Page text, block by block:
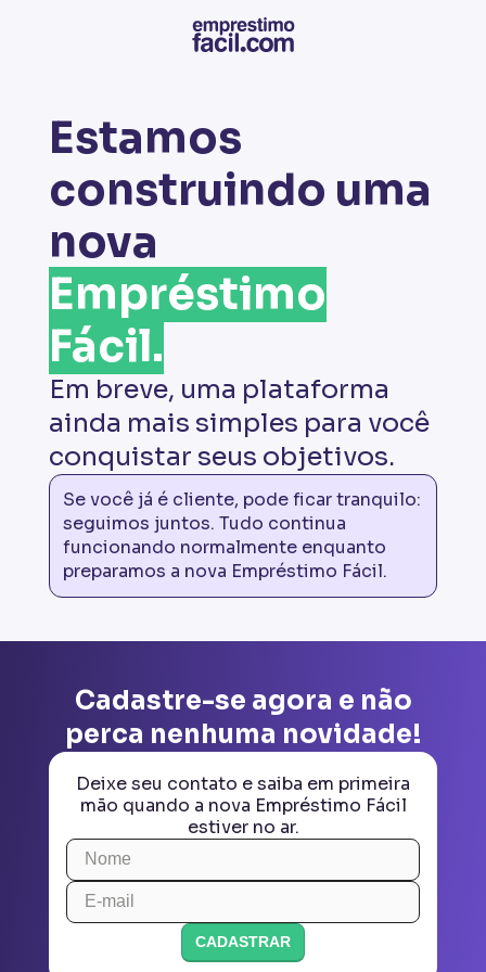
Estamos
construindo uma
nova
Empréstimo
Fácil.
Em breve, uma plataforma
ainda mais simples para você
conquistar seus objetivos.
Se você já é cliente, pode ficar tranquilo:
seguimos juntos. Tudo continua
funcionando normalmente enquanto
preparamos a nova Empréstimo Fácil.
Cadastre-se agora e não
perca nenhuma novidade!
Deixe seu contato e saiba em primeira
mão quando a nova Empréstimo Fácil
estiver no ar.
CADASTRAR